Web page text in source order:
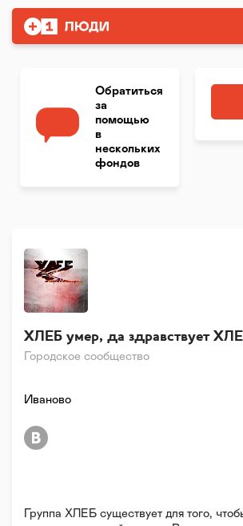
Обратиться
за
помощью
в
нескольких
фондов
Городское сообщество
ХЛЕБ умер, да здравствует
Группа ХЛЕБ существует для того,
Иваново